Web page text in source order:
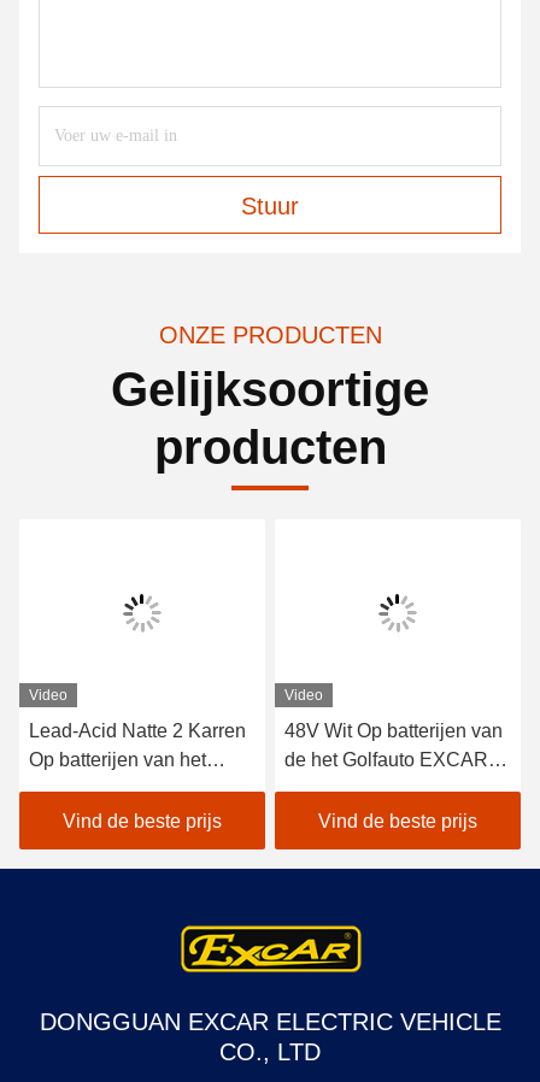
Stuur
ONZE PRODUCTEN
Gelijksoortige
producten
Video
Lead-Acid Natte 2 Karren
Op batterijen van het
Zetelsgolf/Elektrisch
Autogolf Met fouten
Vind de beste prijs
Video
48V Wit Op batterijen van
de het Golfauto EXCAR
A1S6+2 van het
lithiumvoertuig het
Elektrische
Vind de beste prijs
DONGGUAN EXCAR ELECTRIC VEHICLE
CO., LTD